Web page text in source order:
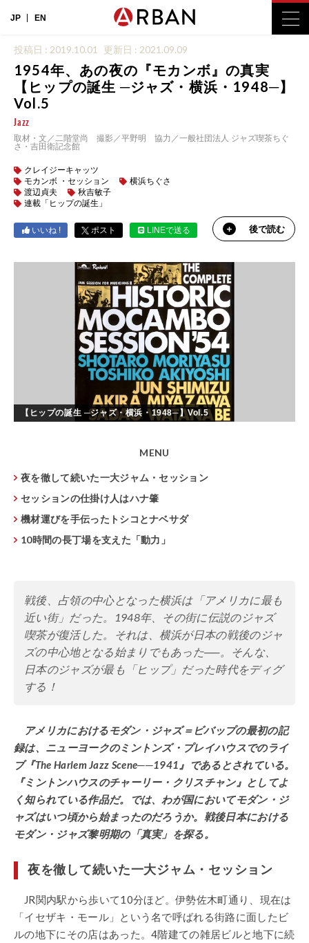
JP EN
投稿日 : 2019.10.01 更新日 : 2021.09.09
1954年、あの夜の『モカンボ』の真実
【ヒップの誕生 ─ジャズ・横浜・1948─】
Vol.5
Jazz
取材・文／二階堂尚 撮影／平野明 協力／一般社団法人 ジャズ喫茶ちぐ
さ・吉田衛記念館
クレイジーキャッツ
モカンボ ・セッション
横浜ちぐさ
渡辺貞夫
秋吉敏子
連載「ヒップの誕生」
いいね ! ポスト LINEで送る 後で読む
【ヒップの誕生 ─ジャズ・横浜・1948─】Vol.5
MENU
夜を徹して続いた一大ジャム・セッション
セッションの仕掛け人はハナ肇
機材運びを手伝ったトシコとナベサダ
10時間の長丁場を支えた「動力」
戦後、占領の中心となった横浜は「アメリカに最も
近い街」だった。1948年、その街に伝説のジャズ
喫茶が復活した。それは、横浜が日本の戦後のジャ
ズの中心地となる始まりでもあった──。そんな、
日本のジャズが最も「ヒップ」だった時代をディグ
する！
アメリカにおけるモダン・ジャズ＝ビバップの最初の記
録は、ニューヨークのミントンズ・プレイハウスでのライ
ブ『The Harlem Jazz Scene──1941』であるとされている。
『ミントンハウスのチャーリー・クリスチャン』としてよ
く知られている作品だ。では、わが国においてモダン・ジ
ャズはいつ頃から始まったのだろうか。戦後日本における
モダン・ジャズ黎明期の「真実」を探る。
夜を徹して続いた一大ジャム・セッション
JR関内駅から歩いて10分ほど。伊勢佐木町通り、現在は
「イセザキ・モール」という名で呼ばれる街路に面したビ
ルの地下にその店はあった。4階建ての雑居ビルと地下に続